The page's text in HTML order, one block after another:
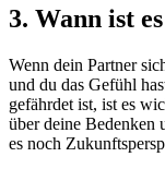
3. Wann ist
Wenn dein Partner
und du das Gefühl
gefährdet ist, ist es
über deine Bedenken
es noch